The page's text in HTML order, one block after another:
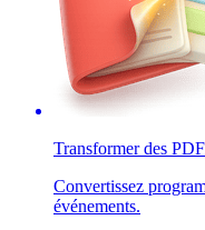
Transformer des
Convertissez
événements.